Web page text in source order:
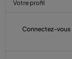
Votre profil
Connectez-vous